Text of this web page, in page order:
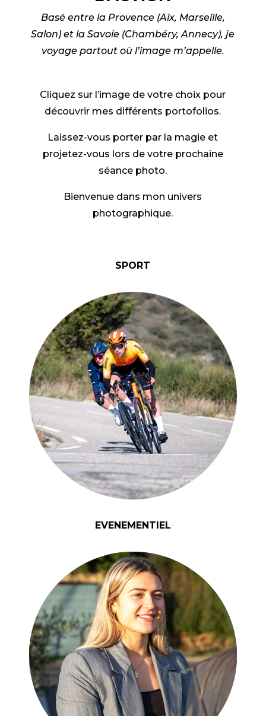
Basé entre la Provence (Aix, Marseille,
Salon) et la Savoie (Chambéry, Annecy), je
voyage partout où l’image m’appelle.
Cliquez sur l’image de votre choix pour
découvrir mes différents portofolios.
Laissez-vous porter par la magie et
projetez-vous lors de votre prochaine
séance photo.
Bienvenue dans mon univers
photographique.
SPORT
EVENEMENTIEL